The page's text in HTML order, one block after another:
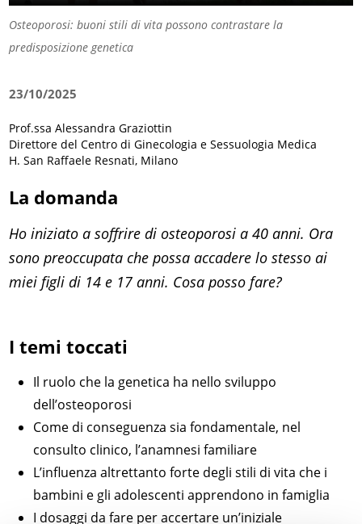
Osteoporosi: buoni stili di vita possono contrastare la
predisposizione genetica
23/10/2025
Prof.ssa Alessandra Graziottin
Direttore del Centro di Ginecologia e Sessuologia Medica
H. San Raffaele Resnati, Milano
La domanda
Ho iniziato a soffrire di osteoporosi a 40 anni. Ora
sono preoccupata che possa accadere lo stesso ai
miei figli di 14 e 17 anni. Cosa posso fare?
I temi toccati
Il ruolo che la genetica ha nello sviluppo
dell’osteoporosi
Come di conseguenza sia fondamentale, nel
consulto clinico, l’anamnesi familiare
L’influenza altrettanto forte degli stili di vita che i
bambini e gli adolescenti apprendono in famiglia
I dosaggi da fare per accertare un’iniziale